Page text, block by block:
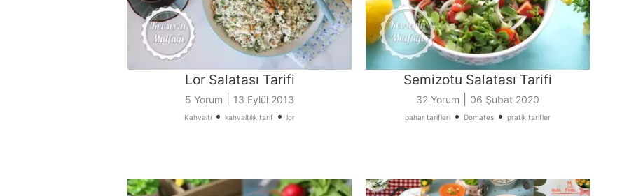
Lor Salatası Tarifi
5 Yorum 13 Eylül 2013
Kahvaltı • kahvaltılık tarif • lor
Semizotu Salatası Tarifi
32 Yorum 06 Şubat 2020
bahar tarifleri • Domates • pratik tarifler